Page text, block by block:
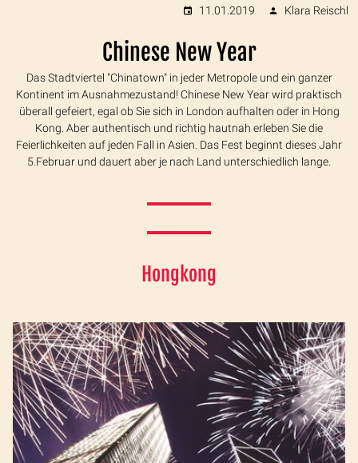
11.01.2019 Klara Reischl
Chinese New Year
Das Stadtviertel "Chinatown" in jeder Metropole und ein ganzer
Kontinent im Ausnahmezustand! Chinese New Year wird praktisch
überall gefeiert, egal ob Sie sich in London aufhalten oder in Hong
Kong. Aber authentisch und richtig hautnah erleben Sie die
Feierlichkeiten auf jeden Fall in Asien. Das Fest beginnt dieses Jahr
5.Februar und dauert aber je nach Land unterschiedlich lange.
Hongkong